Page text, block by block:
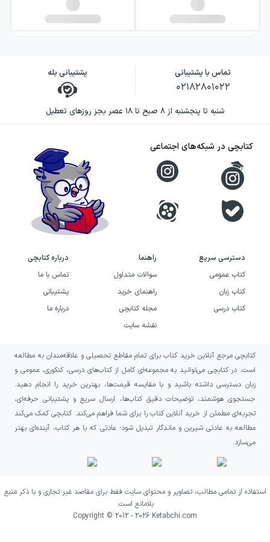
تماس با پشتیبانی
۰۲۱۸۲۸۰۱۰۲۲
پشتیبانی بله
شنبه تا پنجشنبه از ۸ صبح تا ۱۸ عصر بجز روزهای تعطیل
دسترسی سریع
کتاب عمومی
کتاب زبان
کتاب درسی
راهنما
سوالات متداول
راهنمای خرید
مجله کتابچی
نقشه سایت
درباره کتابچی
تماس با ما
پشتیبانی
درباره ما
کتابچی در شبکه‌های اجتماعی
کتابچی مرجع آنلاین خرید کتاب برای تمام مقاطع تحصیلی و علاقه‌مندان به مطالعه
است. در کتابچی می‌توانید به مجموعه‌ای کامل از کتاب‌های درسی، کنکوری، عمومی و
زبان دسترسی داشته باشید و با مقایسه قیمت‌ها، بهترین خرید را انجام دهید.
جستجوی هوشمند، توضیحات دقیق کتاب‌ها، ارسال سریع و پشتیبانی حرفه‌ای،
تجربه‌ای مطمئن از خرید آنلاین کتاب را برای شما فراهم می‌کند. کتابچی کمک می‌کند
مطالعه به عادتی شیرین و ماندگار تبدیل شود؛ عادتی که با هر کتاب، آینده‌ای بهتر
می‌سازد.
استفاده از تمامی مطالب، تصاویر و محتوای سایت فقط برای مقاصد غیر تجاری و با ذکر منبع
بلامانع است.
Copyright © 2012 - 2026 Ketabchi.com